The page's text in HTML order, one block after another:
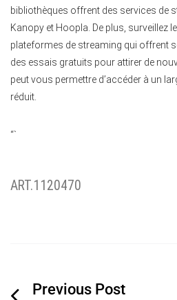
bibliothèques offrent des services de
Kanopy et Hoopla. De plus, surveillez
plateformes de streaming qui offrent
des essais gratuits pour attirer de
peut vous permettre d’accéder à un
réduit.
“`
ART.1120470
Navigation